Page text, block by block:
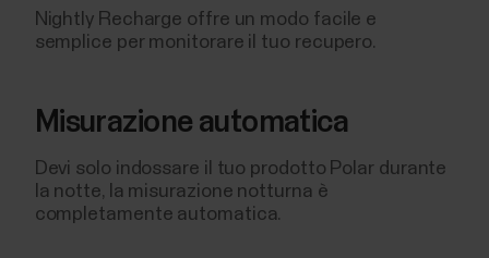
Nightly Recharge offre un modo facile e
semplice per monitorare il tuo recupero.
Misurazione automatica
Devi solo indossare il tuo prodotto Polar durante
la notte, la misurazione notturna è
completamente automatica.